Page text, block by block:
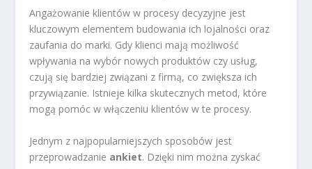
Angażowanie klientów w procesy decyzyjne jest
kluczowym elementem budowania ich lojalności oraz
zaufania do marki. Gdy klienci mają możliwość
wpływania na wybór nowych produktów czy usług,
czują się bardziej związani z firmą, co zwiększa ich
przywiązanie. Istnieje kilka skutecznych metod, które
mogą pomóc w włączeniu klientów w te procesy.
Jednym z najpopularniejszych sposobów jest
przeprowadzanie ankiet. Dzięki nim można zyskać